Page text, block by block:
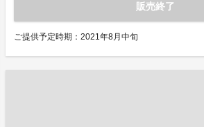
販売終了
ご提供予定時期：2021年8月中旬